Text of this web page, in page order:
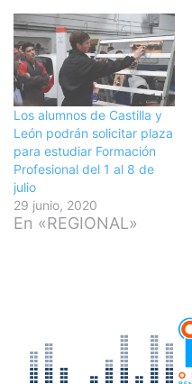
Los alumnos de Castilla y
León podrán solicitar plaza
para estudiar Formación
Profesional del 1 al 8 de
julio
29 junio, 2020
En «REGIONAL»